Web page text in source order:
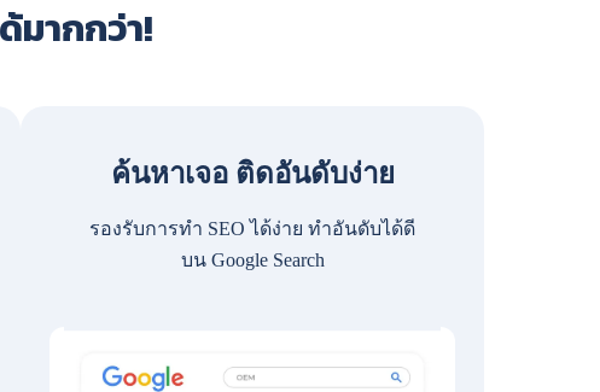
มากกว่า!
ค้นหาเจอ ติดอันดับง่าย
รองรับการทำ SEO ได้ง่าย ทำอันดับได้ดี
บน Google Search